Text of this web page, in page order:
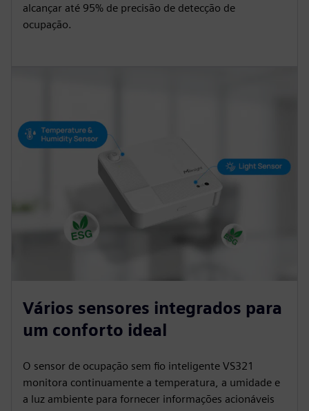
alcançar até 95% de precisão de detecção de
ocupação.
Vários sensores integrados para
um conforto ideal
O sensor de ocupação sem fio inteligente VS321
monitora continuamente a temperatura, a umidade e
a luz ambiente para fornecer informações acionáveis